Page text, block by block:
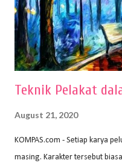
proses menggores dan
ideal digunakan untuk
menggunakan pen...
Teknik Pelakat
August 21, 2020
KOMPAS.com - Setiap karya
masing. Karakter tersebut